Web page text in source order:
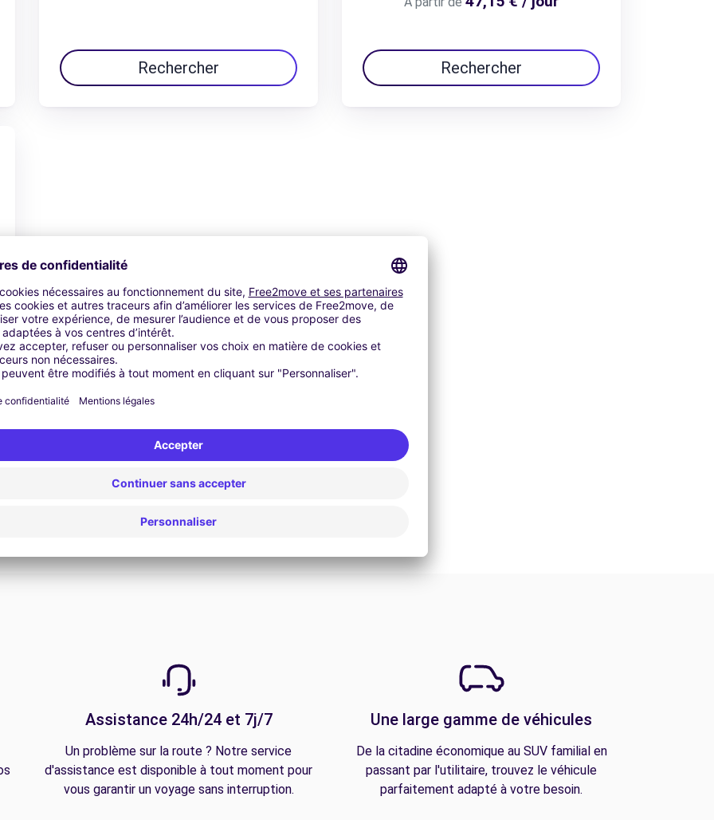
Rechercher Rechercher
Voir l'offre
Assistance 24h/24 et 7j/7
Un problème sur la route ? Notre service
d'assistance est disponible à tout moment pour
vous garantir un voyage sans interruption.
Une large gamme de véhicules
De la citadine économique au SUV familial en
passant par l'utilitaire, trouvez le véhicule
parfaitement adapté à votre besoin.